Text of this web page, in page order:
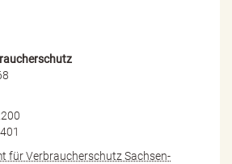
für Verbraucherschutz Sachsen-